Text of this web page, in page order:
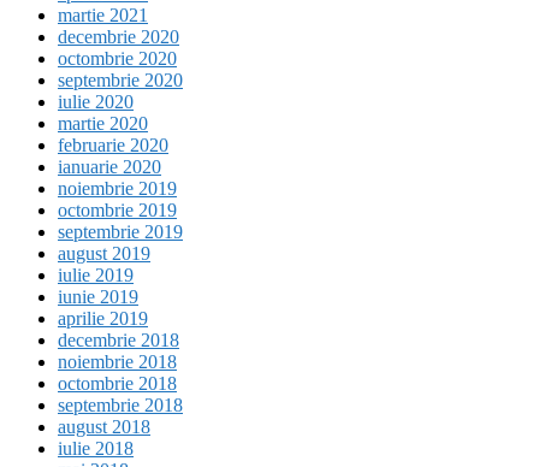
martie 2021
decembrie 2020
octombrie 2020
septembrie 2020
iulie 2020
martie 2020
februarie 2020
ianuarie 2020
noiembrie 2019
octombrie 2019
septembrie 2019
august 2019
iulie 2019
iunie 2019
aprilie 2019
decembrie 2018
noiembrie 2018
octombrie 2018
septembrie 2018
august 2018
iulie 2018